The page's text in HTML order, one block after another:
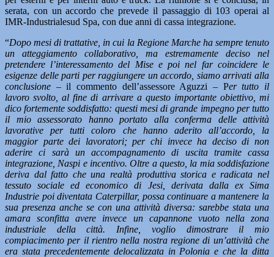
serata, con un accordo che prevede il passaggio di 103 operai al
IMR-Industrialesud Spa, con due anni di cassa integrazione.
“Dopo mesi di trattative, in cui la Regione Marche ha sempre tenuto
un atteggiamento collaborativo, ma estremamente deciso nel
pretendere l’interessamento del Mise e poi nel far coincidere le
esigenze delle parti per raggiungere un accordo, siamo arrivati alla
conclusione – il commento dell’assessore Aguzzi – Per tutto il
lavoro svolto, al fine di arrivare a questo importante obiettivo, mi
dico fortemente soddisfatto: questi mesi di grande impegno per tutto
il mio assessorato hanno portato alla conferma delle attività
lavorative per tutti coloro che hanno aderito all’accordo, la
maggior parte dei lavoratori; per chi invece ha deciso di non
aderire ci sarà un accompagnamento di uscita tramite cassa
integrazione, Naspi e incentivo. Oltre a questo, la mia soddisfazione
deriva dal fatto che una realtà produttiva storica e radicata nel
tessuto sociale ed economico di Jesi, derivata dalla ex Sima
Industrie poi diventata Caterpillar, possa continuare a mantenere la
sua presenza anche se con una attività diversa: sarebbe stata una
amara sconfitta avere invece un capannone vuoto nella zona
industriale della città. Infine, voglio dimostrare il mio
compiacimento per il rientro nella nostra regione di un’attività che
era stata precedentemente delocalizzata in Polonia e che la ditta